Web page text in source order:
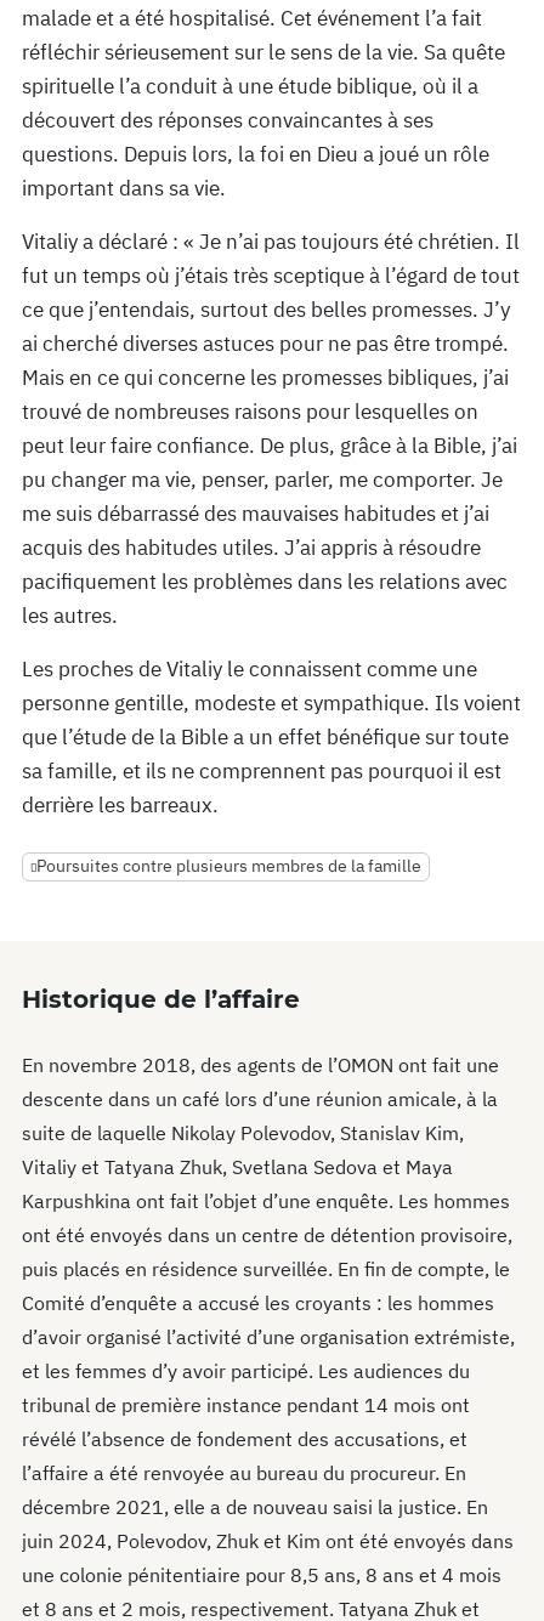
malade et a été hospitalisé. Cet événement l’a fait
réfléchir sérieusement sur le sens de la vie. Sa quête
spirituelle l’a conduit à une étude biblique, où il a
découvert des réponses convaincantes à ses
questions. Depuis lors, la foi en Dieu a joué un rôle
important dans sa vie.
Vitaliy a déclaré : « Je n’ai pas toujours été chrétien. Il
fut un temps où j’étais très sceptique à l’égard de tout
ce que j’entendais, surtout des belles promesses. J’y
ai cherché diverses astuces pour ne pas être trompé.
Mais en ce qui concerne les promesses bibliques, j’ai
trouvé de nombreuses raisons pour lesquelles on
peut leur faire confiance. De plus, grâce à la Bible, j’ai
pu changer ma vie, penser, parler, me comporter. Je
me suis débarrassé des mauvaises habitudes et j’ai
acquis des habitudes utiles. J’ai appris à résoudre
pacifiquement les problèmes dans les relations avec
les autres.
Les proches de Vitaliy le connaissent comme une
personne gentille, modeste et sympathique. Ils voient
que l’étude de la Bible a un effet bénéfique sur toute
sa famille, et ils ne comprennent pas pourquoi il est
derrière les barreaux.
Poursuites contre plusieurs membres de la famille
Historique de l’affaire
En novembre 2018, des agents de l’OMON ont fait une
descente dans un café lors d’une réunion amicale, à la
suite de laquelle Nikolay Polevodov, Stanislav Kim,
Vitaliy et Tatyana Zhuk, Svetlana Sedova et Maya
Karpushkina ont fait l’objet d’une enquête. Les hommes
ont été envoyés dans un centre de détention provisoire,
puis placés en résidence surveillée. En fin de compte, le
Comité d’enquête a accusé les croyants : les hommes
d’avoir organisé l’activité d’une organisation extrémiste,
et les femmes d’y avoir participé. Les audiences du
tribunal de première instance pendant 14 mois ont
révélé l’absence de fondement des accusations, et
l’affaire a été renvoyée au bureau du procureur. En
décembre 2021, elle a de nouveau saisi la justice. En
juin 2024, Polevodov, Zhuk et Kim ont été envoyés dans
une colonie pénitentiaire pour 8,5 ans, 8 ans et 4 mois
et 8 ans et 2 mois, respectivement. Tatyana Zhuk et